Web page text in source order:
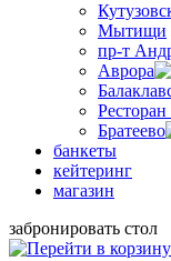
Мытищи
пр-т
Аврора
Братеево
банкеты
кейтеринг
магазин
забронировать стол